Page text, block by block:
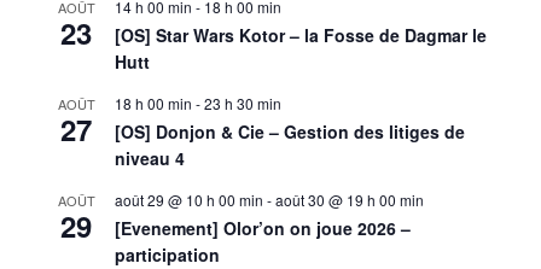
AOÛT
23
14 h 00 min - 18 h 00 min
[OS] Star Wars Kotor – la Fosse de Dagmar le
Hutt
AOÛT
27
18 h 00 min -23 h 30 min
[OS] Donjon & Cie – Gestion des litiges de
niveau 4
AOÛT
29
août 29 @ 10 h 00 min -août 30 @ 19 h 00 min
[Evenement] Olor’on on joue 2026 –
participation